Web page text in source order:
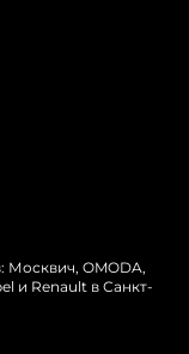
Москвич, OMODA,
и Renault в Санкт-